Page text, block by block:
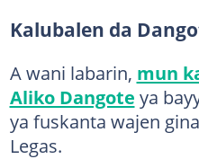
Kalubalen da
A wani labarin, mun
Aliko Dangote ya
ya fuskanta wajen
Legas.